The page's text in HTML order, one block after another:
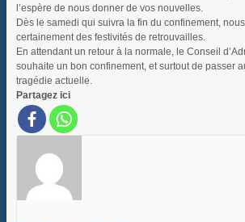
l’espère de nous donner de vos nouvelles.
Dès le samedi qui suivra la fin du confinement,
certainement des festivités de retrouvailles.
En attendant un retour à la normale, le Conseil
souhaite un bon confinement, et surtout de passer
tragédie actuelle.
Partagez ici